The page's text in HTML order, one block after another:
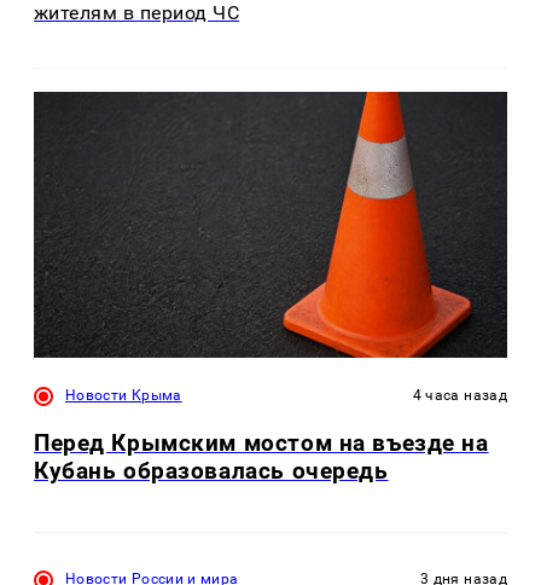
жителям в период ЧС
Новости Крыма 4 часа назад
Перед Крымским мостом на въезде на
Кубань образовалась очередь
Новости России и мира 3 дня назад